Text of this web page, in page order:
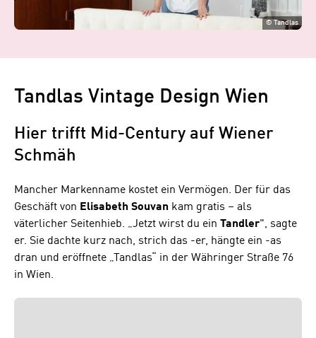
©Tandlas
Tandlas Vintage Design Wien
Hier trifft Mid-Century auf Wiener
Schmäh
Mancher Markenname kostet ein Vermögen. Der für das
Geschäft von Elisabeth Souvan kam gratis – als
väterlicher Seitenhieb. „Jetzt wirst du ein Tandler", sagte
er. Sie dachte kurz nach, strich das -er, hängte ein -as
dran und eröffnete „Tandlas“ in der Währinger Straße 76
in Wien.